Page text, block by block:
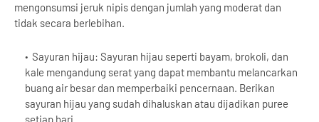
mengonsumsi jeruk nipis dengan jumlah yang moderat dan
tidak secara berlebihan.
Sayuran hijau: Sayuran hijau seperti bayam, brokoli, dan
kale mengandung serat yang dapat membantu melancarkan
buang air besar dan memperbaiki pencernaan. Berikan
sayuran hijau yang sudah dihaluskan atau dijadikan puree
setiap hari.